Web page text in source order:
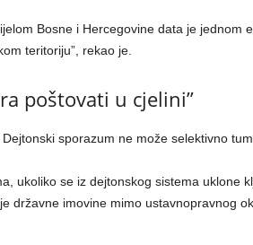
Bosne i Hercegovine data je jednom
teritoriju”, rekao je.
poštovati u cjelini”
sporazum ne može selektivno
ukoliko se iz dejtonskog sistema uklone
državne imovine mimo ustavnopravnog